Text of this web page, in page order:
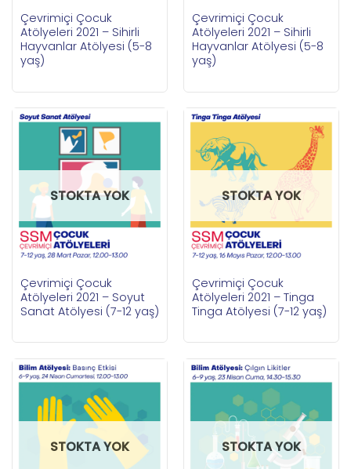
Çevrimiçi Çocuk
Atölyeleri 2021 – Sihirli
Hayvanlar Atölyesi (5-8
yaş)
Çevrimiçi Çocuk
Atölyeleri 2021 – Sihirli
Hayvanlar Atölyesi (5-8
yaş)
STOKTA YOK
Çevrimiçi Çocuk
Atölyeleri 2021 – Soyut
Sanat Atölyesi (7-12 yaş)
STOKTA YOK
Çevrimiçi Çocuk
Atölyeleri 2021 – Tinga
Tinga Atölyesi (7-12 yaş)
STOKTA YOK STOKTA YOK